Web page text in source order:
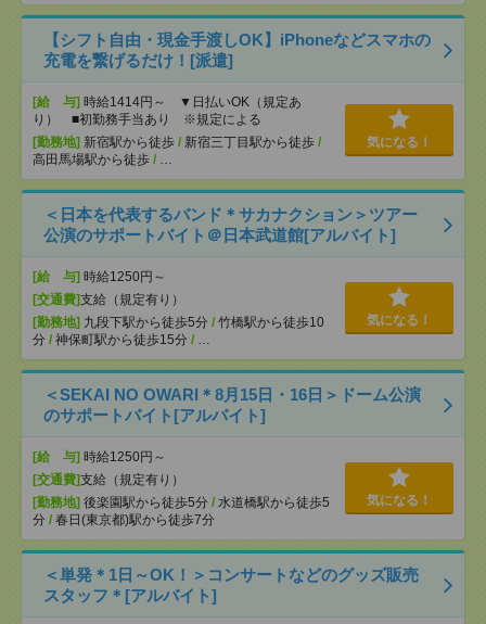
【シフト自由・現金手渡しOK】iPhoneなどスマホの
充電を繋げるだけ！[派遣]
[給 与] 時給1414円～ ▼日払いOK（規定あ
り） ■初勤務手当あり ※規定による
[勤務地] 新宿駅から徒歩 / 新宿三丁目駅から徒歩 /
高田馬場駅から徒歩 / …
気になる！
＜日本を代表するバンド＊サカナクション＞ツアー
公演のサポートバイト＠日本武道館[アルバイト]
[給 与] 時給1250円～
[交通費]支給（規定有り）
[勤務地] 九段下駅から徒歩5分 / 竹橋駅から徒歩10
分 / 神保町駅から徒歩15分 / …
気になる！
＜SEKAI NO OWARI＊8月15日・16日＞ドーム公演
のサポートバイト[アルバイト]
[給 与] 時給1250円～
[交通費]支給（規定有り）
[勤務地] 後楽園駅から徒歩5分 / 水道橋駅から徒歩5
分 / 春日(東京都)駅から徒歩7分
気になる！
＜単発＊1日～OK！＞コンサートなどのグッズ販売
スタッフ＊[アルバイト]